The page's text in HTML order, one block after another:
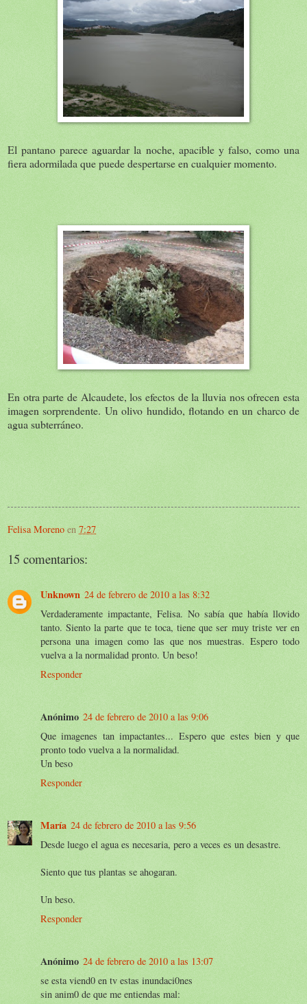
El pantano parece aguardar la noche, apacible y falso, como una
fiera adormilada que puede despertarse en cualquier momento.
En otra parte de Alcaudete, los efectos de la lluvia nos ofrecen esta
imagen sorprendente. Un olivo hundido, flotando en un charco de
agua subterráneo.
Felisa Moreno en 7:27
15 comentarios:
Unknown 24 de febrero de 2010 a las 8:32
Verdaderamente impactante, Felisa. No sabía que había llovido
tanto. Siento la parte que te toca, tiene que ser muy triste ver en
persona una imagen como las que nos muestras. Espero todo
vuelva a la normalidad pronto. Un beso!
Responder
Anónimo 24 de febrero de 2010 a las 9:06
Que imagenes tan impactantes... Espero que estes bien y que
pronto todo vuelva a la normalidad.
Un beso
Responder
María 24 de febrero de 2010 a las 9:56
Desde luego el agua es necesaria, pero a veces es un desastre.
Siento que tus plantas se ahogaran.
Un beso.
Responder
Anónimo 24 de febrero de 2010 a las 13:07
se esta viend0 en tv estas inundaci0nes
sin anim0 de que me entiendas mal: